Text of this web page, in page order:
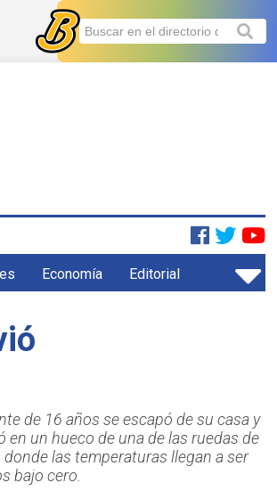
Economía Editorial
de 16 años se escapó de su casa y
en un hueco de una de las ruedas de
donde las temperaturas llegan a ser
bajo cero.